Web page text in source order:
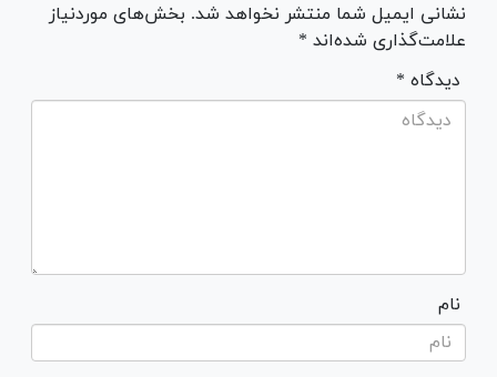
نشانی ایمیل شما منتشر نخواهد شد. بخش‌های موردنیاز
علامت‌گذاری شده‌اند *
* دیدگاه
نام